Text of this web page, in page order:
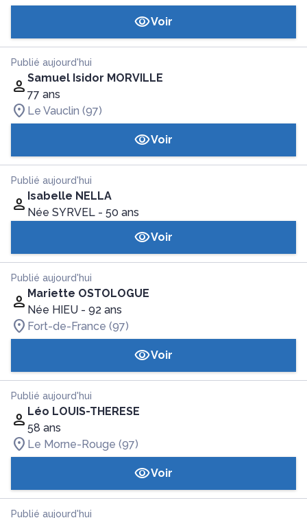
Voir
Publié aujourd'hui
Samuel Isidor MORVILLE
77 ans
Le Vauclin (97)
Voir
Publié aujourd'hui
Isabelle NELLA
Née SYRVEL - 50 ans
Voir
Publié aujourd'hui
Mariette OSTOLOGUE
Née HIEU - 92 ans
Fort-de-France (97)
Voir
Publié aujourd'hui
Léo LOUIS-THERESE
58 ans
Le Morne-Rouge (97)
Voir
Publié aujourd'hui